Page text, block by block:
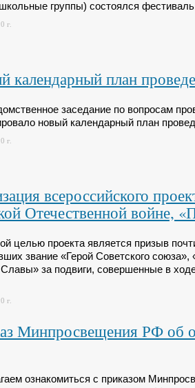
группы) состоялся фестиваль
г.
календарный план
заседание по вопросам
новый календарный план
г.
всероссийского
Отечественной войне,
целью проекта является призыв
звание «Герой Советского
за подвиги, совершенные в
г.
Минпросвещения РФ об
ознакомиться с приказом